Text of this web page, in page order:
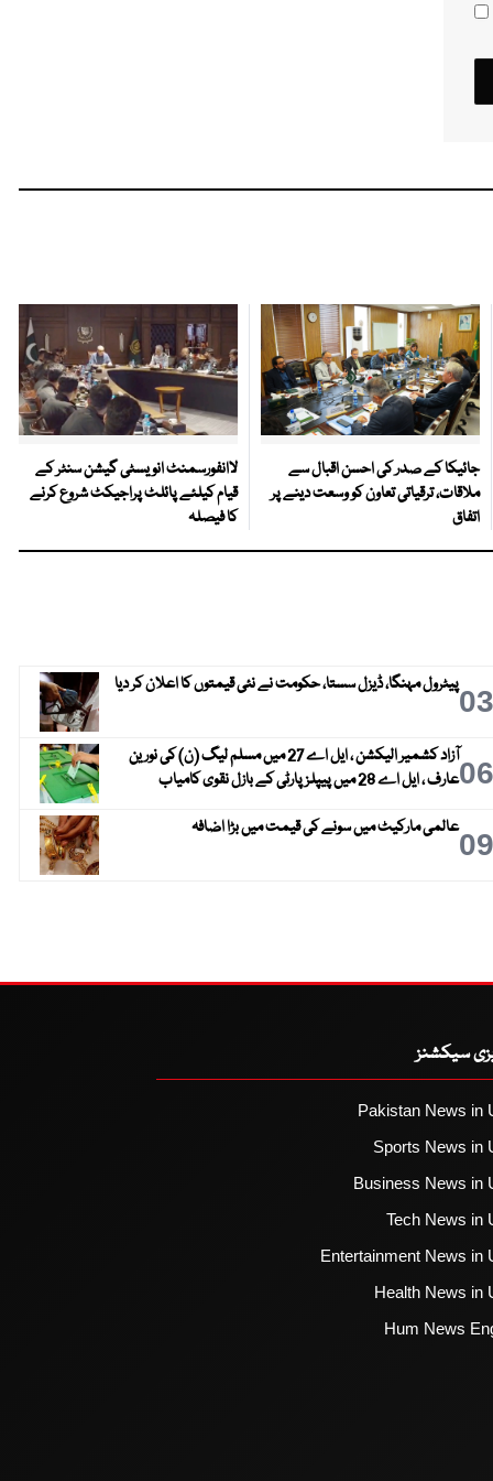
جائیکا کے صدر کی احسن اقبال سے
ملاقات، ترقیاتی تعاون کو وسعت دینے پر
اتفاق
لاانفورسمنٹ انویسٹی گیشن سنٹر کے
قیام کیلئے پائلٹ پراجیکٹ شروع کرنے
کا فیصلہ
03پیٹرول مہنگا، ڈیزل سستا، حکومت نے نئی قیمتوں کا اعلان کر دیا
06
آزاد کشمیر الیکشن ، ایل اے 27 میں مسلم لیگ (ن) کی نورین
عارف ، ایل اے 28 میں پیپلز پارٹی کے بازل نقوی کامیاب
09عالمی مارکیٹ میں سونے کی قیمت میں بڑا اضافہ
سیکشنز
Pakistan News in
Sports News in
Business News in
Tech News in
Entertainment News in
Health News in
Hum News